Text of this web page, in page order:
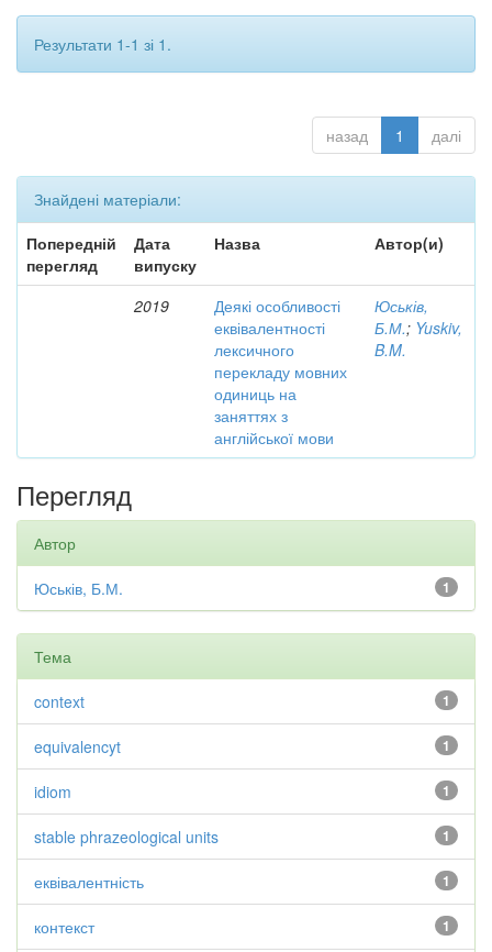
Результати 1-1 зі 1.
назад 1 далі
Знайдені матеріали:
Попередній
перегляд
Дата
випуску
Назва Автор(и)
2019
Деякі особливості
еквівалентності
лексичного
перекладу мовних
одиниць на
заняттях з
англійської мови
Юськів,
Б.М.; Yuskiv,
B.M.
Перегляд
Автор
1
Юськів, Б.М.
Тема
1
context
1
equivalencyt
1
idiom
1
stable phrazeological units
1
еквівалентність
1
контекст